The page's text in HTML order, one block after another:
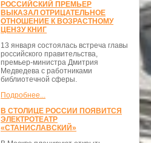
РОССИЙСКИЙ ПРЕМЬЕР
ВЫКАЗАЛ ОТРИЦАТЕЛЬНОЕ
ОТНОШЕНИЕ К ВОЗРАСТНОМУ
ЦЕНЗУ КНИГ
13 января состоялась встреча главы
российского правительства,
премьер-министра Дмитрия
Медведева с работниками
библиотечной сферы.
Подробнее...
В СТОЛИЦЕ РОССИИ ПОЯВИТСЯ
ЭЛЕКТРОТЕАТР
«СТАНИСЛАВСКИЙ»